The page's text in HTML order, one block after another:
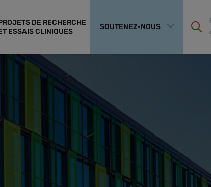
DE RECHERCHE
ESSAIS CLINIQUES
SOUTENEZ-NOUS